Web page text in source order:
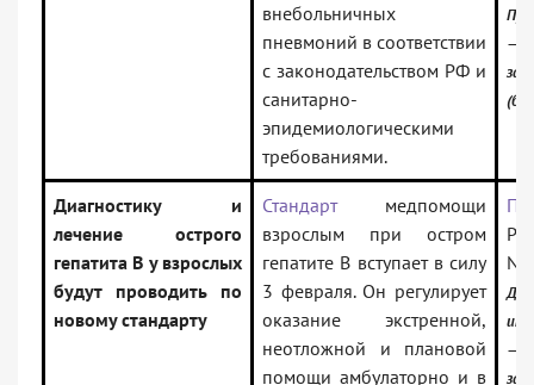
внебольничных
пневмоний в соответствии
с законодательством РФ и
санитарно-
эпидемиологическими
требованиями.
—
Диагностику и
лечение острого
гепатита В у взрослых
будут проводить по
новому стандарту
Стандартмедпомощи
взрослым при остром
гепатите В вступает в силу
3 февраля. Он регулирует
оказание экстренной,
неотложной и плановой
помощи амбулаторно и в
N
—